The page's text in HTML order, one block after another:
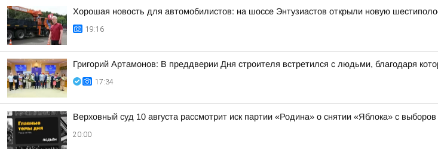
Хорошая новость для автомобилистов: на шоссе Энтузиастов открыли новую
19:16
Григорий Артамонов: В преддверии Дня строителя встретился с людьми, благодаря
17:34
Верховный суд 10 августа рассмотрит иск партии «Родина» о снятии «Яблока» с
20:00